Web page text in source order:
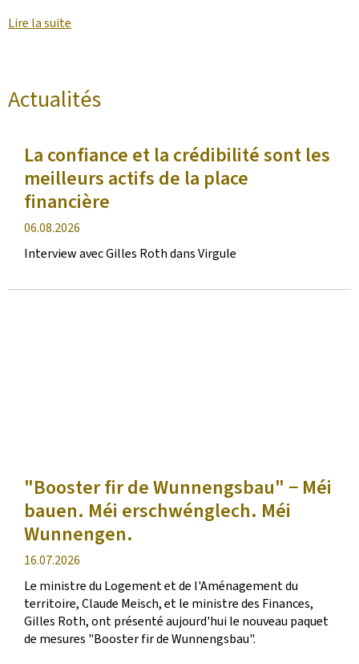
Lire la suite
Actualités
La confiance et la crédibilité sont les
meilleurs actifs de la place
financière
date
de
publication
06.08.2026
Interview avec Gilles Roth dans Virgule
"Booster fir de Wunnengsbau" − Méi
bauen. Méi erschwénglech. Méi
Wunnengen.
date
de
publication
16.07.2026
Le ministre du Logement et de l'Aménagement du
territoire, Claude Meisch, et le ministre des Finances,
Gilles Roth, ont présenté aujourd'hui le nouveau paquet
de mesures "Booster fir de Wunnengsbau".